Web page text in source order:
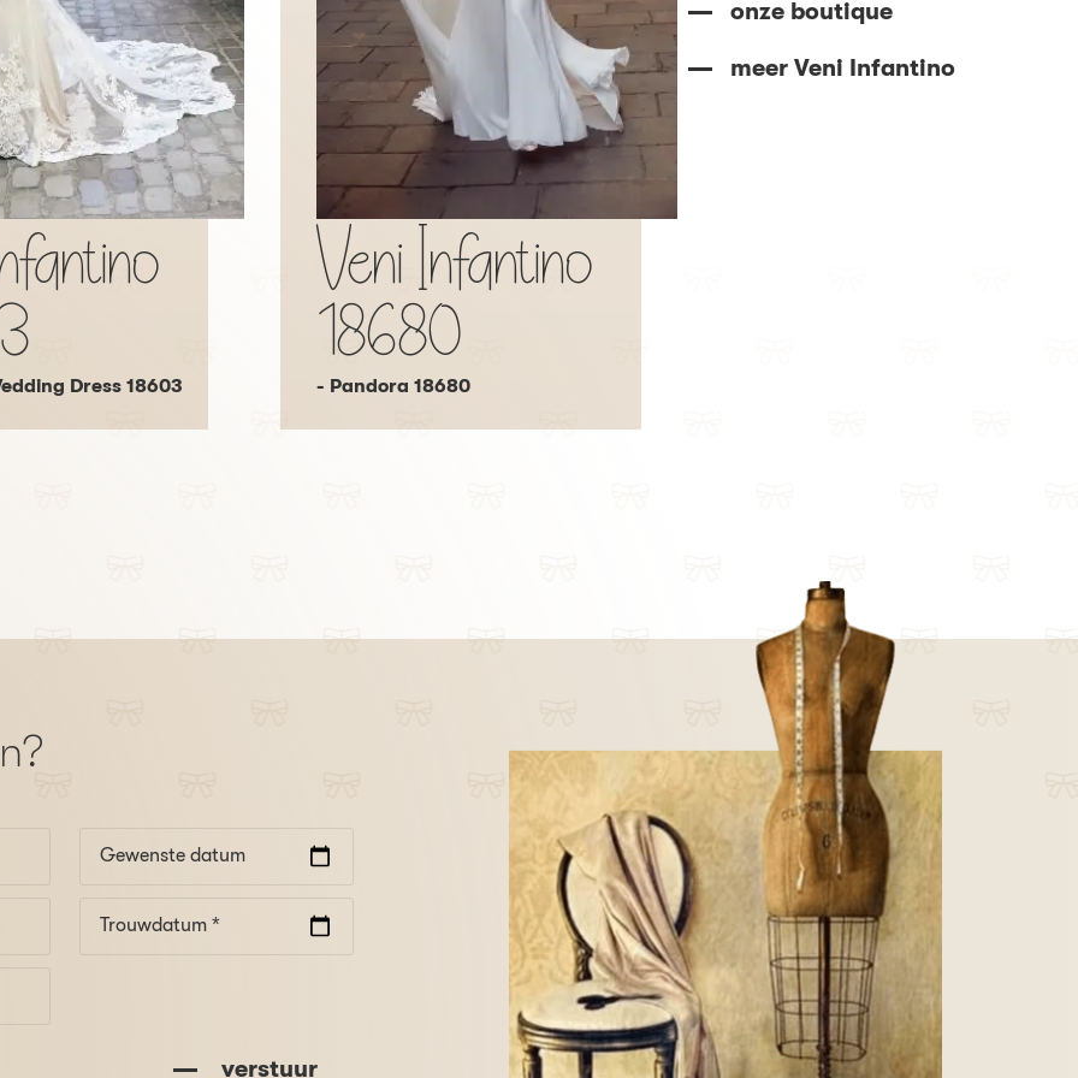
onze boutique
meer Veni Infantino
Dress 18603
Veni Infantino
18680
- Pandora 18680
Gewenste datum
Trouwdatum *
verstuur